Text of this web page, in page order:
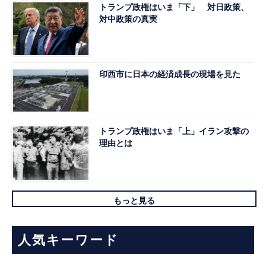
トランプ政権はいま「下」 対日政策、
対中政策の真実
印西市に日本の経済成長の現場を見た
トランプ政権はいま「上」イラン攻撃の
理由とは
もっと見る
人気キーワード